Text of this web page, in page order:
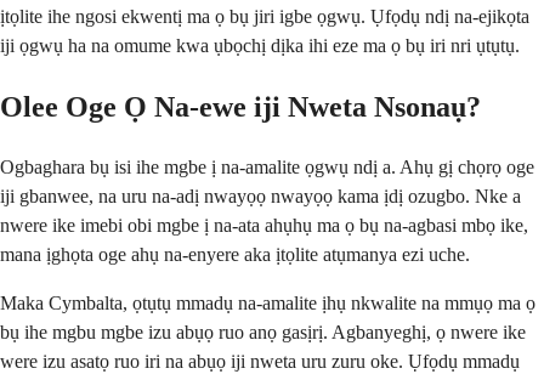
ịtọlite ​​ihe ngosi ekwentị ma ọ bụ jiri igbe ọgwụ. Ụfọdụ ndị na-ejikọta
iji ọgwụ ha na omume kwa ụbọchị dịka ihi eze ma ọ bụ iri nri ụtụtụ.
Olee Oge Ọ Na-ewe iji Nweta Nsonaụ?
Ogbaghara bụ isi ihe mgbe ị na-amalite ọgwụ ndị a. Ahụ gị chọrọ oge
iji gbanwee, na uru na-adị nwayọọ nwayọọ kama ịdị ozugbo. Nke a
nwere ike imebi obi mgbe ị na-ata ahụhụ ma ọ bụ na-agbasi mbọ ike,
mana ịghọta oge ahụ na-enyere aka ịtọlite ​​atụmanya ezi uche.
Maka Cymbalta, ọtụtụ mmadụ na-amalite ịhụ nkwalite na mmụọ ma ọ
bụ ihe mgbu mgbe izu abụọ ruo anọ gasịrị. Agbanyeghị, ọ nwere ike
were izu asatọ ruo iri na abụọ iji nweta uru zuru oke. Ụfọdụ mmadụ